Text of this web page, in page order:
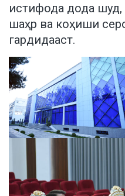
истифода дода шуд,
шаҳр ва коҳиши
гардидааст.